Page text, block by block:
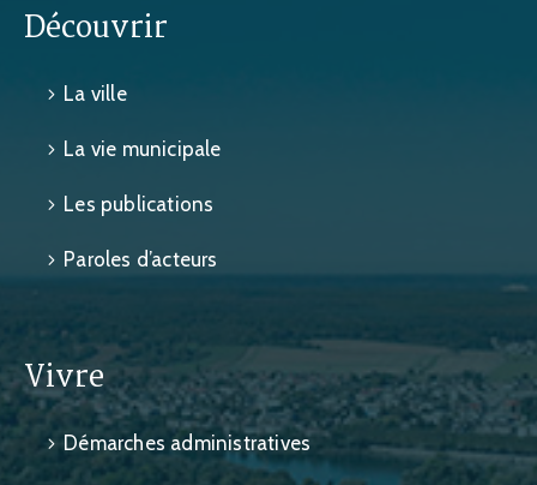
Découvrir
La ville
La vie municipale
Les publications
Paroles d’acteurs
Vivre
Démarches administratives